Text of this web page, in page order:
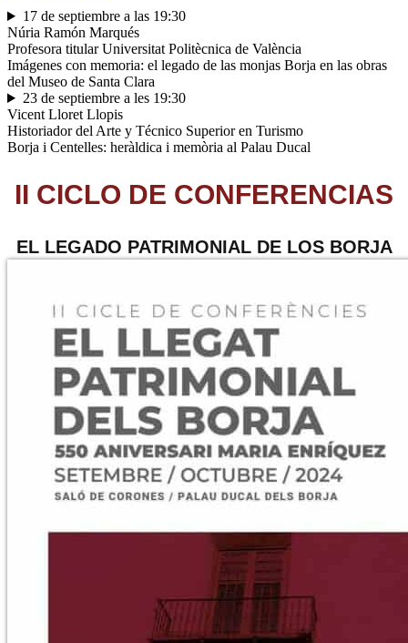
17 de septiembre a las 19:30
Núria Ramón Marqués
Profesora titular Universitat Politècnica de València
Imágenes con memoria: el legado de las monjas Borja en las obras
del Museo de Santa Clara
23 de septiembre a les 19:30
Vicent Lloret Llopis
Historiador del Arte y Técnico Superior en Turismo
Borja i Centelles: heràldica i memòria al Palau Ducal
II CICLO DE CONFERENCIAS
EL LEGADO PATRIMONIAL DE LOS BORJA